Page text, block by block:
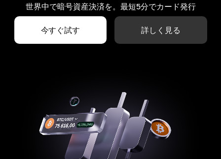
世界中で暗号資産決済を。最短5分でカード発行
今すぐ試す 詳しく見る